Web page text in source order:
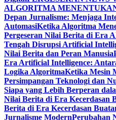
ALGORITMA
Depan Jurnalisme: Menjaga
AutomasiKetika Algoritma
Pergeseran Nilai Berita di Era
Tengah Disrupsi Artificial
Nilai Berita dan Peran Manusia
Era Artificial Intelligence:
Logika AlgoritmaKetika Mesin
Persimpangan Teknologi dan
Siapa yang Lebih Berperan
Nilai Berita di Era Kecerdasan
Berita di Era Kecerdasan
Jurnalisme ModernPerubahan